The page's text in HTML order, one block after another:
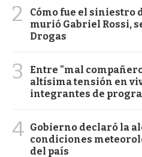
2
Cómo fue el siniestro
murió Gabriel Rossi,
Drogas
3
Entre "mal
altísima tensión en
integrantes de
4 Gobierno declaró la
condiciones
del país